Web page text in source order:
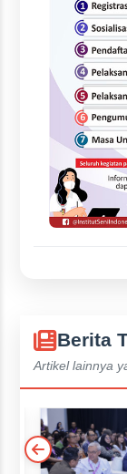
Berita
Artikel lainnya